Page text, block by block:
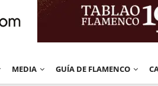
MEDIA GUÍA DE FLAMENCO